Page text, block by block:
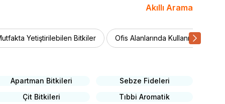
Akıllı Arama
Yetiştirilebilen Bitkiler Ofis Alanlarında Kullanılan Bitkiler
Apartman Bitkileri
Sebze Fideleri
Çit Bitkileri Tıbbi Aromatik